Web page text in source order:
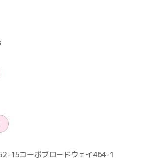
15コーポブロードウェイ464-1